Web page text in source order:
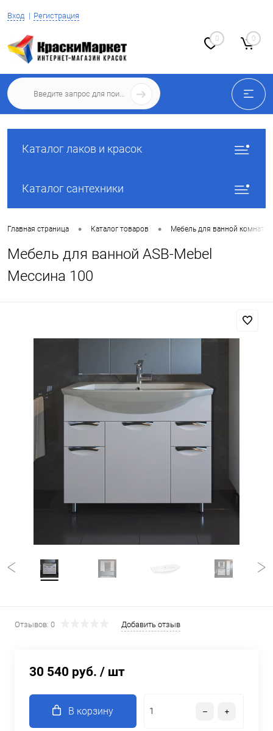
Вход Регистрация
0 0
Каталог лаков и красок
Каталог сантехники
Главная страница • Каталог товаров • Мебель для ванной комнаты
Мебель для ванной ASB-Mebel
Мессина 100
Отзывов: 0 Добавить отзыв
30 540 руб. / шт
В корзину